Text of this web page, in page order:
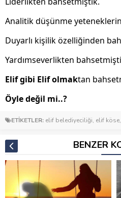
Analitik düşünme
Duyarlı kişilik özelliğinden
Yardımseverlikten
Elif gibi Elif olmaktan
Öyle değil mi..?
ETİKETLER: elif belediyeciliği, elif köse,
BENZER